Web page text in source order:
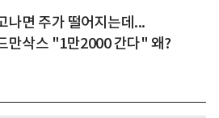
나면 주가 떨어지는데...
만삭스 "1만2000 간다" 왜?